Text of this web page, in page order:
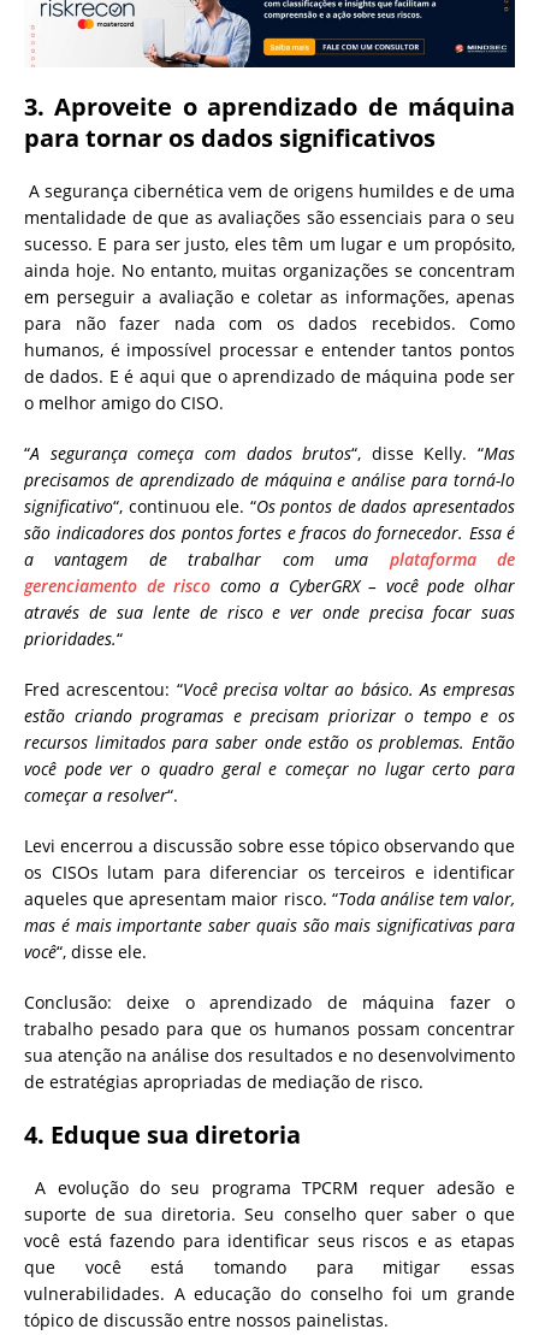
3. Aproveite o aprendizado de máquina
para tornar os dados significativos
A segurança cibernética vem de origens humildes e de uma
mentalidade de que as avaliações são essenciais para o seu
sucesso. E para ser justo, eles têm um lugar e um propósito,
ainda hoje. No entanto, muitas organizações se concentram
em perseguir a avaliação e coletar as informações, apenas
para não fazer nada com os dados recebidos. Como
humanos, é impossível processar e entender tantos pontos
de dados. E é aqui que o aprendizado de máquina pode ser
o melhor amigo do CISO.
“A segurança começa com dados brutos“, disse Kelly. “Mas
precisamos de aprendizado de máquina e análise para torná-lo
significativo“, continuou ele. “Os pontos de dados apresentados
são indicadores dos pontos fortes e fracos do fornecedor. Essa é
a vantagem de trabalhar com uma plataforma de
gerenciamento de risco como a CyberGRX – você pode olhar
através de sua lente de risco e ver onde precisa focar suas
prioridades.“
Fred acrescentou: “Você precisa voltar ao básico. As empresas
estão criando programas e precisam priorizar o tempo e os
recursos limitados para saber onde estão os problemas. Então
você pode ver o quadro geral e começar no lugar certo para
começar a resolver“.
Levi encerrou a discussão sobre esse tópico observando que
os CISOs lutam para diferenciar os terceiros e identificar
aqueles que apresentam maior risco. “Toda análise tem valor,
mas é mais importante saber quais são mais significativas para
você“, disse ele.
Conclusão: deixe o aprendizado de máquina fazer o
trabalho pesado para que os humanos possam concentrar
sua atenção na análise dos resultados e no desenvolvimento
de estratégias apropriadas de mediação de risco.
4. Eduque sua diretoria
A evolução do seu programa TPCRM requer adesão e
suporte de sua diretoria. Seu conselho quer saber o que
você está fazendo para identificar seus riscos e as etapas
que você está tomando para mitigar essas
vulnerabilidades. A educação do conselho foi um grande
tópico de discussão entre nossos painelistas.